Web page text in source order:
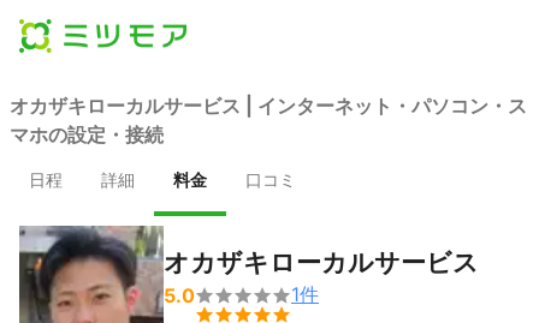
オカザキローカルサービス | インターネット・パソコン・ス
マホの設定・接続
日程 詳細 料金 口コミ
オカザキローカルサービス
5.0

1件